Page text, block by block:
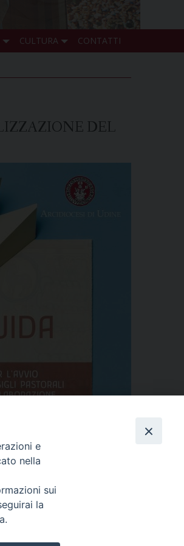
CULTURA CONTATTI
DEL
e
nella
sui
la